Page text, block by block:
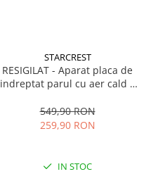
STARCREST
RESIGILAT - Aparat placa de
indreptat parul cu aer cald 2
1300 W, Uscare si indreptare,
Afisaj LCD, Tehnologie cu ioni
549,90 RON
259,90 RON
IN STOC